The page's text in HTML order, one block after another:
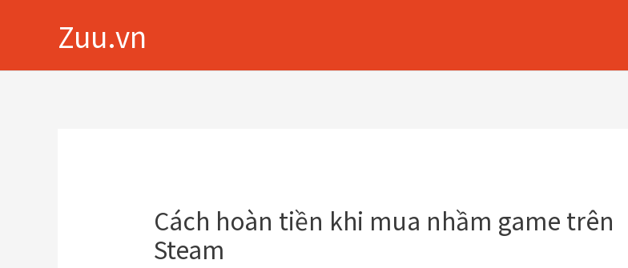
Zuu.vn
Cách hoàn tiền khi mua nhầm game trên
Steam